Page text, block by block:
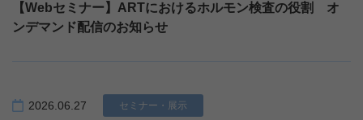
【Webセミナー】ARTにおけるホルモン検査の役割 オ
ンデマンド配信のお知らせ
2026.06.27 セミナー・展示